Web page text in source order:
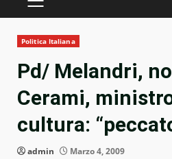
PRIMARY
Politica Italiana
Pd/ Melandri,
Cerami,
cultura:
admin Marzo 4, 2009